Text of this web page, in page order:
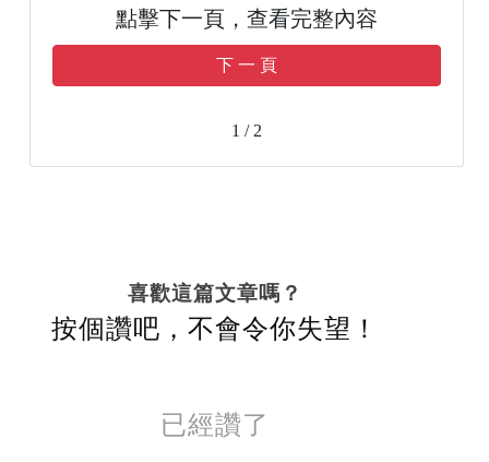
點擊下一頁，查看完整內容
下 一 頁
1 / 2
喜歡這篇文章嗎？
按個讚吧，不會令你失望！
已經讚了